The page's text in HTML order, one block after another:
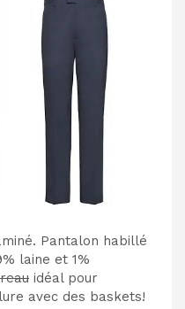
Pantalon habillé
laine et 1%
idéal pour
avec des baskets!